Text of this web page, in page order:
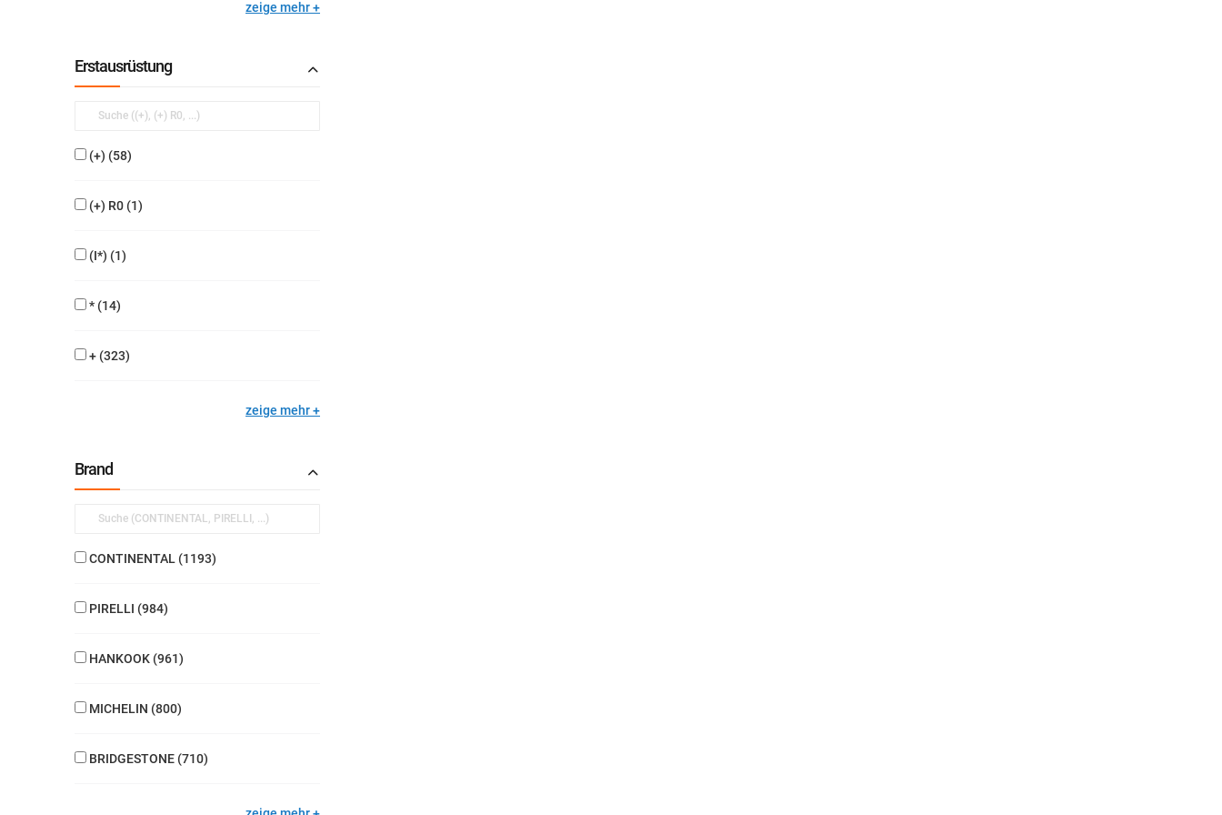
zeige mehr
Erstausrüstung
(+) 58
(+) R0 1
(I*) 1
* 14
+ 323
zeige mehr
Brand
CONTINENTAL 1193
PIRELLI 984
HANKOOK 961
MICHELIN 800
BRIDGESTONE 710